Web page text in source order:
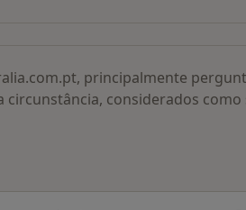
principalmente
circunstância, considerados